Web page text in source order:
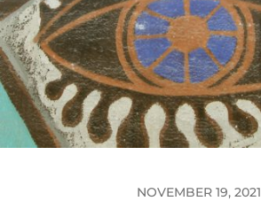
NOVEMBER 19, 2021